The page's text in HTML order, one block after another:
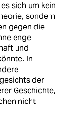
sich um kein
sondern
gegen die
enge
und
In
der
Geschichte,
nicht